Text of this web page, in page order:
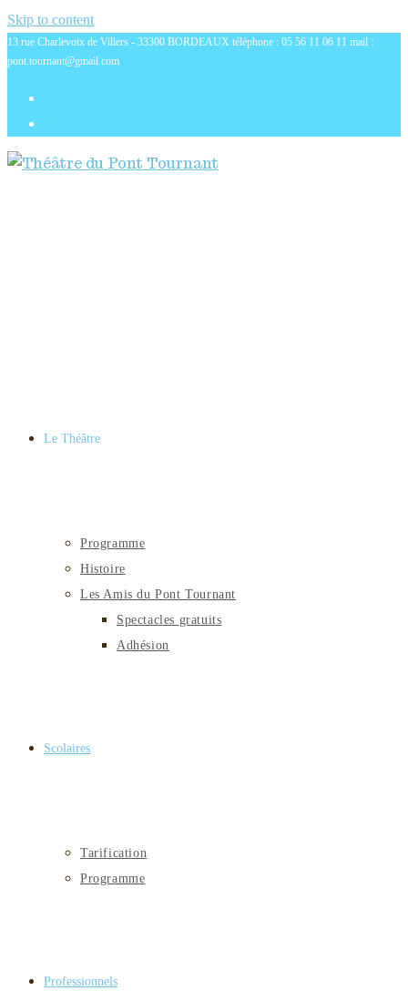
Skip to content
13 rue Charlevoix de Villers - 33300 BORDEAUX téléphone : 05 56 11 06 11 mail :
pont.tournant@gmail.com
Le Théâtre
Programme
Histoire
Les Amis du Pont Tournant
Spectacles gratuits
Adhésion
Scolaires
Tarification
Programme
Professionnels